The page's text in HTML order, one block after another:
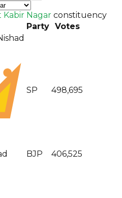
Kabir Nagar constituency
Party Votes
SP 498,695
BJP 406,525